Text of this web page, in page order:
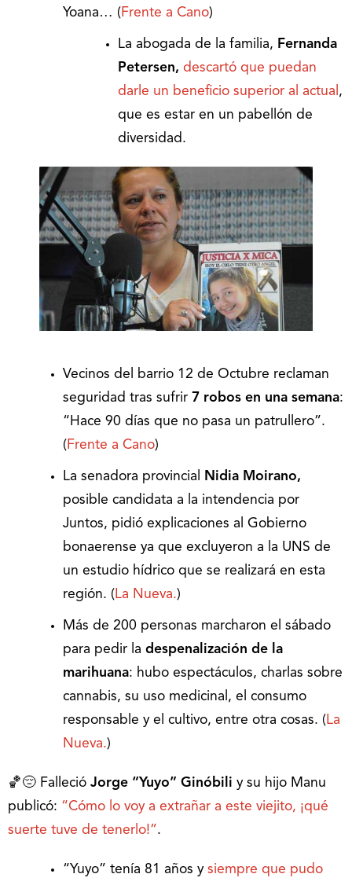
Yoana… ( Frente a Cano)
La abogada de la familia, Fernanda
Petersen, descartó que puedan
darle un beneficio superior al actual ,
que es estar en un pabellón de
diversidad.
Vecinos del barrio 12 de Octubre reclaman
seguridad tras sufrir 7 robos en una semana:
“Hace 90 días que no pasa un patrullero”.
( Frente a Cano)
La senadora provincial
Nidia Moirano,
posible candidata a la intendencia por
Juntos, pidió explicaciones al Gobierno
bonaerense ya que excluyeron a la UNS de
un estudio hídrico que se realizará en esta
región. ( La Nueva.)
Más de 200 personas marcharon el sábado
para pedir la despenalización de la
marihuana: hubo espectáculos, charlas sobre
cannabis, su uso medicinal, el consumo
responsable y el cultivo, entre otra cosas. ( La
Nueva.)
🏀😔 Falleció Jorge “Yuyo” Ginóbili y su hijo Manu
publicó: “Cómo lo voy a extrañar a este viejito, ¡qué
suerte tuve de tenerlo!”.
“Yuyo” tenía 81 años y siempre que pudo